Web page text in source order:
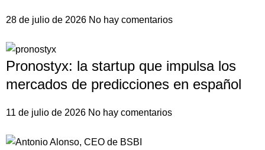
28 de julio de 2026 No hay comentarios
Pronostyx: la startup que impulsa los
mercados de predicciones en español
11 de julio de 2026 No hay comentarios